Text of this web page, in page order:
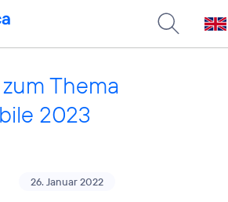
Thema
2023
26. Januar 2022